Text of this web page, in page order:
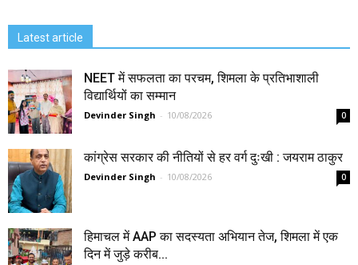
Latest article
NEET में सफलता का परचम, शिमला के प्रतिभाशाली
विद्यार्थियों का सम्मान
Devinder Singh - 10/08/2026 0
कांग्रेस सरकार की नीतियों से हर वर्ग दुःखी : जयराम ठाकुर
Devinder Singh - 10/08/2026 0
हिमाचल में AAP का सदस्यता अभियान तेज, शिमला में एक
दिन में जुड़े करीब...